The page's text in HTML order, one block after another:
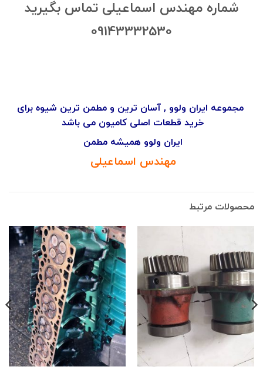
شماره مهندس اسماعیلی تماس بگیرید
09143332530
مجموعه ایران ولوو , آسان ترین و مطمن ترین شیوه برای
خرید قطعات اصلی کامیون می باشد
ایران ولوو همیشه مطمن
مهندس اسماعیلی
محصولات مرتبط